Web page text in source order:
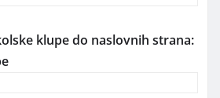
zbog dečije pornografije i